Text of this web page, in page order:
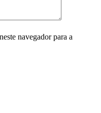
navegador para a